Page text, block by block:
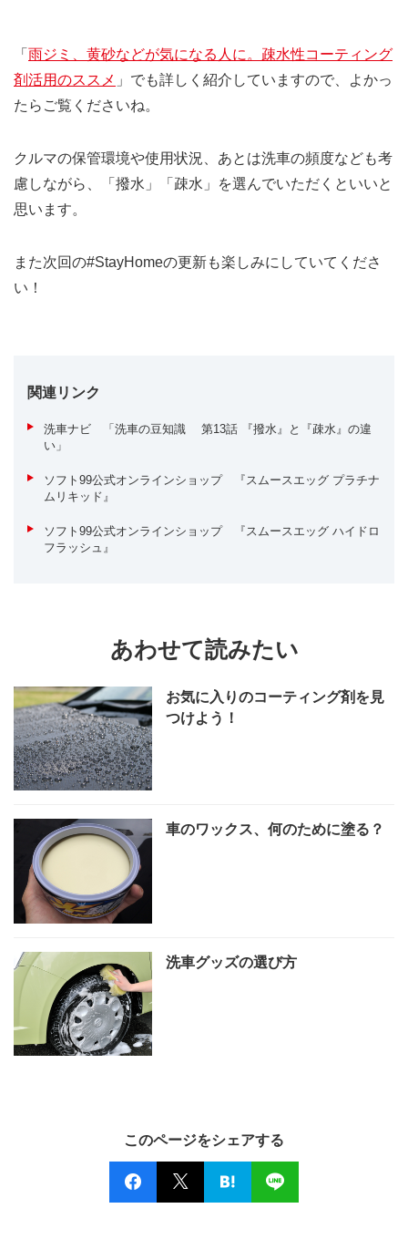
「 雨ジミ、黄砂などが気になる人に。疎水性コーティング
剤活用のススメ 」でも詳しく紹介していますので、よかっ
たらご覧くださいね。
クルマの保管環境や使用状況、あとは洗車の頻度なども考
慮しながら、「撥水」「疎水」を選んでいただくといいと
思います。
また次回の#StayHomeの更新も楽しみにしていてくださ
い！
関連リンク
洗車ナビ 「洗車の豆知識 第13話 『撥水』と『疎水』の違
い」
ソフト99公式オンラインショップ 『スムースエッグ プラチナ
ムリキッド』
ソフト99公式オンラインショップ 『スムースエッグ ハイドロ
フラッシュ』
あわせて読みたい
お気に入りのコーティング剤を見
つけよう！
車のワックス、何のために塗る？
洗車グッズの選び方
このページをシェアする